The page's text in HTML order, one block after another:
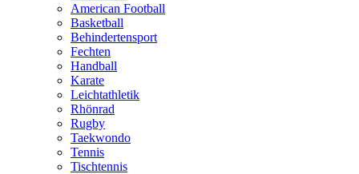
American Football
Basketball
Behindertensport
Fechten
Handball
Karate
Leichtathletik
Rhönrad
Rugby
Taekwondo
Tennis
Tischtennis